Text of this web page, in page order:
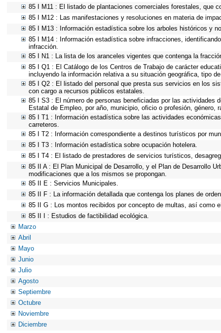
85 I M11 : El listado de plantaciones comerciales forestales, que
85 I M12 : Las manifestaciones y resoluciones en materia de
85 I M13 : Información estadística sobre los arboles históricos y
85 I M14 : Información estadística sobre infracciones,
infracción.
85 I N1 : La lista de los aranceles vigentes que contenga la
85 I Q1 : El Catálogo de los Centros de Trabajo de carácter
incluyendo la información relativa a su situación geográfica, tipo
85 I Q2 : El listado del personal que presta sus servicios en los
con cargo a recursos públicos estatales.
85 I S3 : El número de personas beneficiadas por las actividades
Estatal de Empleo, por año, municipio, oficio o profesión,
85 I T1 : Información estadística sobre las actividades
carreteros.
85 I T2 : Información correspondiente a destinos turísticos por
85 I T3 : Información estadística sobre ocupación hotelera.
85 I T4 : El listado de prestadores de servicios turísticos,
85 II A : El Plan Municipal de Desarrollo, y el Plan de Desarrollo
modificaciones que a los mismos se propongan.
85 II E : Servicios Municipales.
85 II F : La información detallada que contenga los planes de
85 II G : Los montos recibidos por concepto de multas, así como
85 II I : Estudios de factibilidad ecológica.
Marzo
Abril
Mayo
Junio
Julio
Agosto
Septiembre
Octubre
Noviembre
Diciembre